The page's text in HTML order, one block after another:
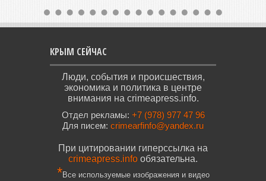
КРЫМ СЕЙЧАС
Люди, события и происшествия,
экономика и политика в центре
внимания на crimeapress.info.
Отдел рекламы: +7 (978) 977 47 96
Для писем: crimearfinfo@yandex.ru
При цитировании гиперссылка на
crimeapress.info обязательна.
*Все используемые изображения и видео